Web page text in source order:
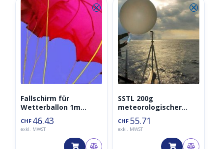
⮿
Fallschirm für
Wetterballon 1m
Durchmesser
CHF 46.43
exkl. MWST
⮿
SSTL 200g
meteorologischer
Wetterballon
CHF 55.71
exkl. MWST